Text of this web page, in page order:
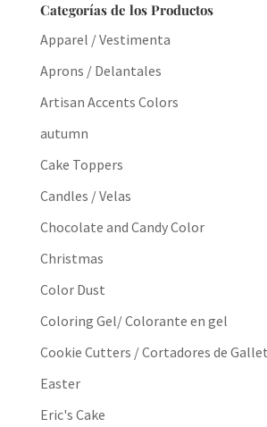
Categorías de los Productos
Apparel / Vestimenta
Aprons / Delantales
Artisan Accents Colors
autumn
Cake Toppers
Candles / Velas
Chocolate and Candy Color
Christmas
Color Dust
Coloring Gel/ Colorante en gel
Cookie Cutters / Cortadores de
Easter
Eric's Cake